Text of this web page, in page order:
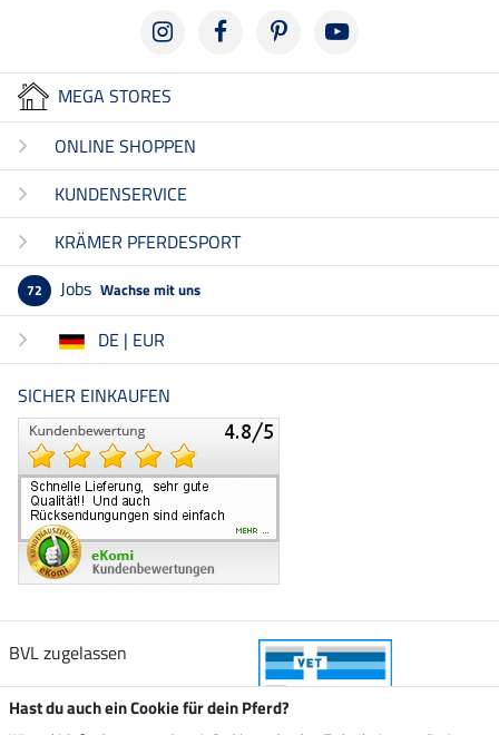
MEGA STORES
ONLINE SHOPPEN
KUNDENSERVICE
KRÄMER PFERDESPORT
72 Jobs Wachse mit uns
DE | EUR
SICHER EINKAUFEN
BVL zugelassen
Hast du auch ein Cookie für dein Pferd?